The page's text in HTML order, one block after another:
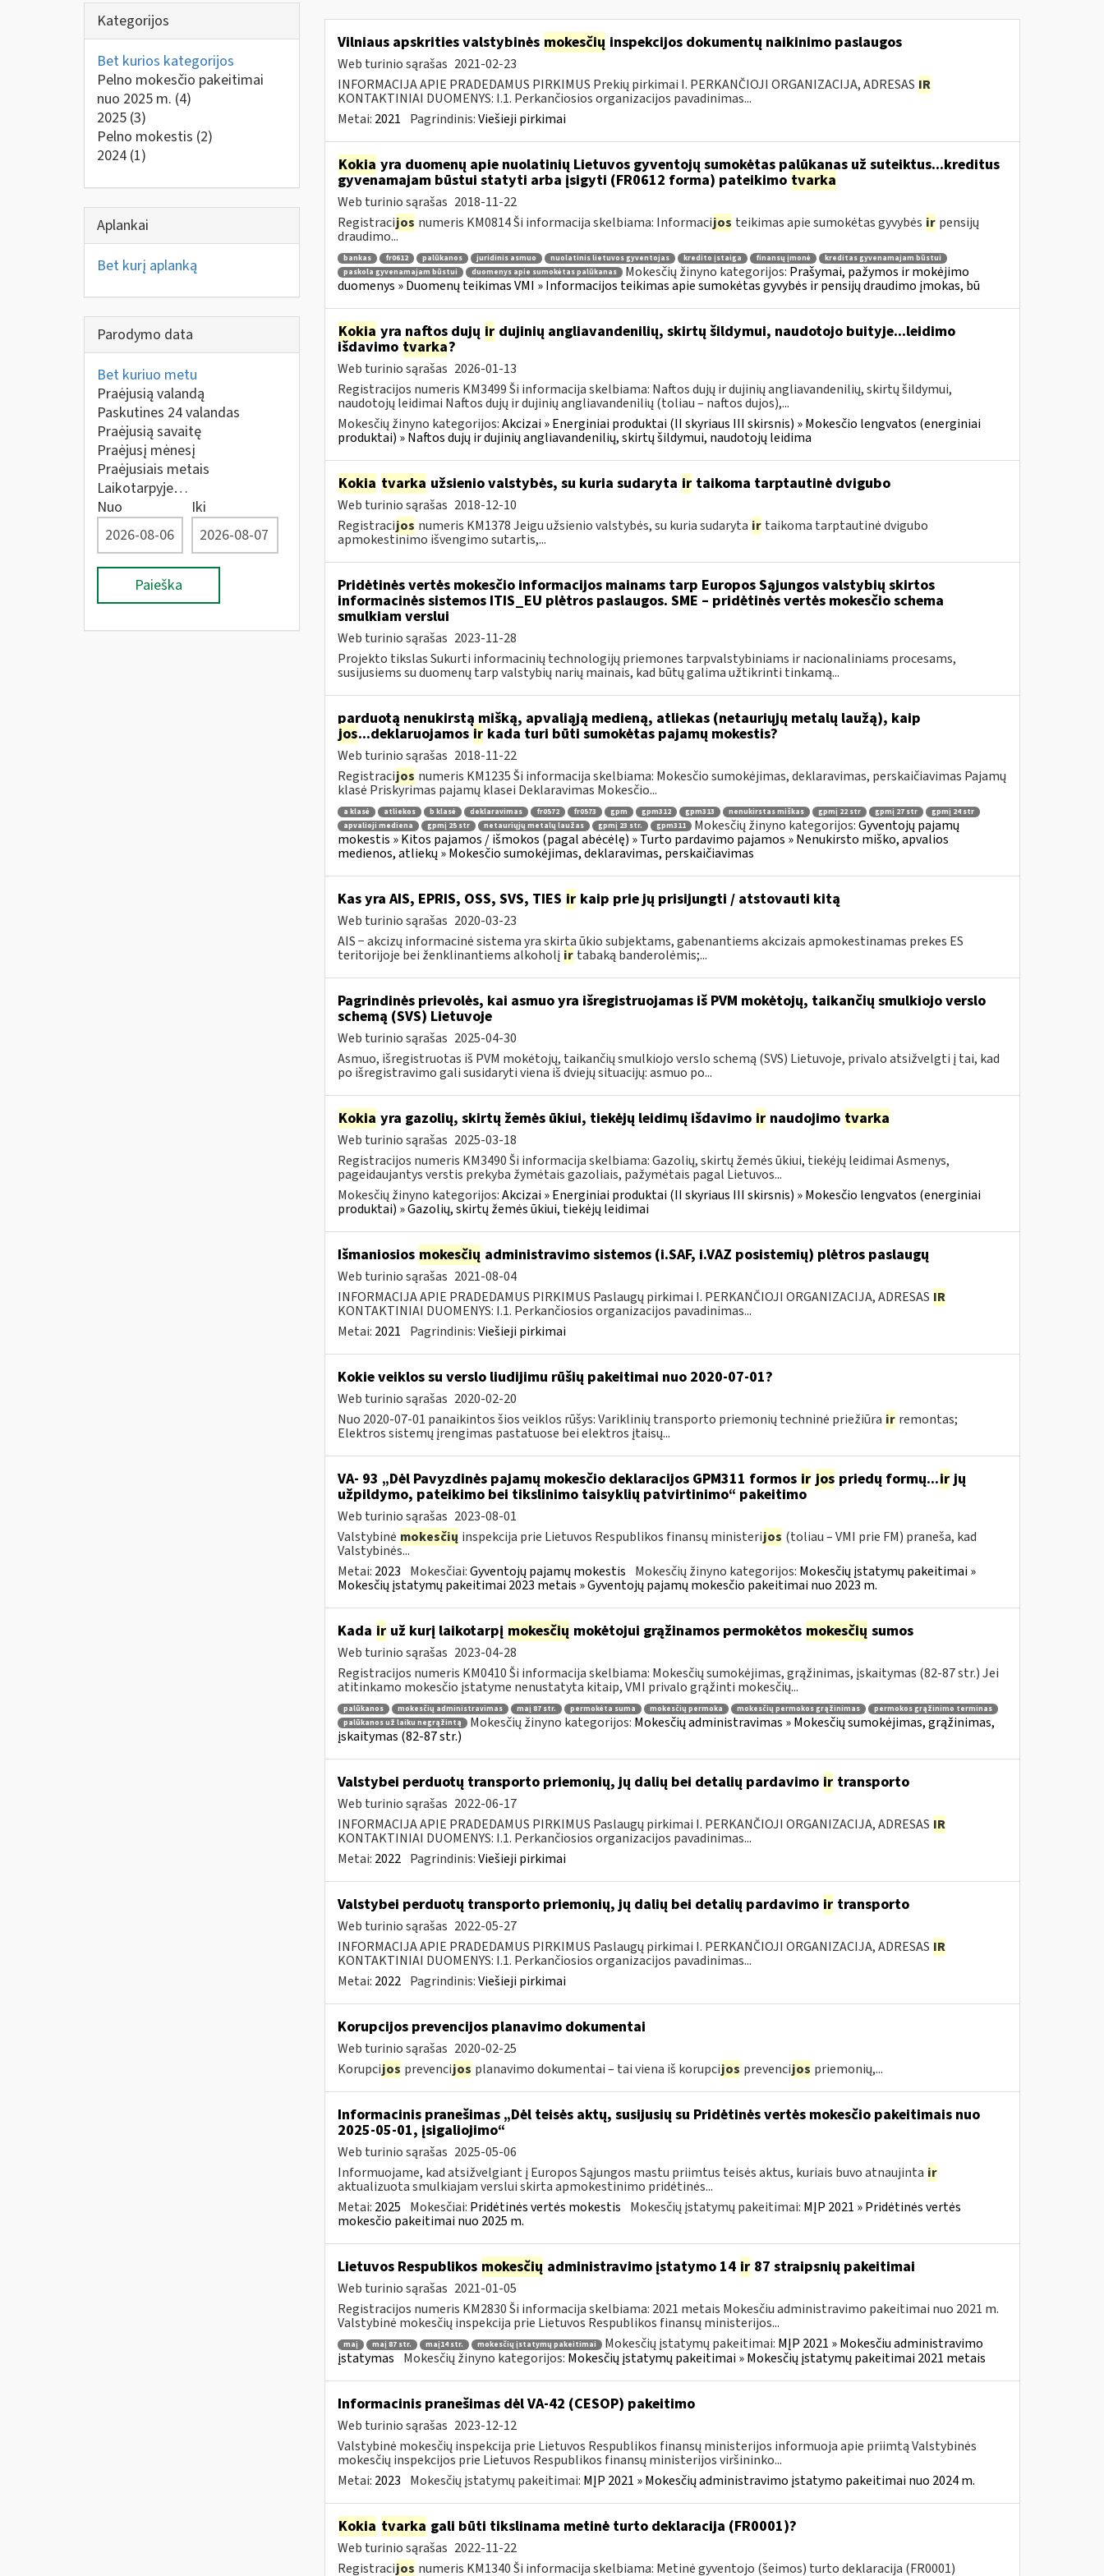
Kategorijos
Bet kurios kategorijos
Pelno mokesčio pakeitimai
nuo 2025 m. (4)
2025 (3)
Pelno mokestis (2)
2024 (1)
Aplankai
Bet kurį aplanką
Parodymo data
Bet kuriuo metu
Praėjusią valandą
Paskutines 24 valandas
Praėjusią savaitę
Praėjusį mėnesį
Praėjusiais metais
Laikotarpyje…
Nuo
Iki
Paieška
Vilniaus apskrities valstybinės mokesčių inspekcijos dokumentų naikinimo paslaugos
Web turinio sąrašas 2021-02-23
INFORMACIJA APIE PRADEDAMUS PIRKIMUS Prekių pirkimai I. PERKANČIOJI ORGANIZACIJA, ADRESAS IR
KONTAKTINIAI DUOMENYS: I.1. Perkančiosios organizacijos pavadinimas...
Metai: 2021 Pagrindinis:Viešieji pirkimai
Kokia yra duomenų apie nuolatinių Lietuvos gyventojų sumokėtas palūkanas už suteiktus...kreditus
gyvenamajam būstui statyti arba įsigyti (FR0612 forma) pateikimo tvarka
Web turinio sąrašas 2018-11-22
Registracijos numeris KM0814 Ši informacija skelbiama: Informacijos teikimas apie sumokėtas gyvybės ir pensijų
draudimo...
bankas fr0612 palūkanos juridinis asmuo nuolatinis lietuvos gyventojas kredito įstaiga finansų įmonė
kreditas gyvenamajam būstui
paskola gyvenamajam būstui
duomenys apie sumokėtas palūkanas Mokesčių žinyno kategorijos: Prašymai, pažymos ir mokėjimo
duomenys » Duomenų teikimas VMI » Informacijos teikimas apie sumokėtas gyvybės ir pensijų draudimo įmokas, bū
Kokia yra naftos dujų irdujinių angliavandenilių, skirtų šildymui, naudotojo buityje...leidimo
išdavimo tvarka?
Web turinio sąrašas 2026-01-13
Registracijos numeris KM3499 Ši informacija skelbiama: Naftos dujų ir dujinių angliavandenilių, skirtų šildymui,
naudotojų leidimai Naftos dujų ir dujinių angliavandenilių (toliau – naftos dujos),...
Mokesčių žinyno kategorijos:Akcizai » Energiniai produktai (II skyriaus III skirsnis) » Mokesčio lengvatos (energiniai
produktai) » Naftos dujų ir dujinių angliavandenilių, skirtų šildymui, naudotojų leidima
Kokia tvarka užsienio valstybės, su kuria sudaryta irtaikoma tarptautinė dvigubo
Web turinio sąrašas 2018-12-10
Registracijos numeris KM1378 Jeigu užsienio valstybės, su kuria sudaryta ir taikoma tarptautinė dvigubo
apmokestinimo išvengimo sutartis,...
Pridėtinės vertės mokesčio informacijos mainams tarp Europos Sąjungos valstybių skirtos
informacinės sistemos ITIS_EU plėtros paslaugos. SME – pridėtinės vertės mokesčio schema
smulkiam verslui
Web turinio sąrašas 2023-11-28
Projekto tikslas Sukurti informacinių technologijų priemones tarpvalstybiniams ir nacionaliniams procesams,
susijusiems su duomenų tarp valstybių narių mainais, kad būtų galima užtikrinti tinkamą...
parduotą nenukirstą mišką, apvaliąją medieną, atliekas (netauriųjų metalų laužą), kaip
jos...deklaruojamos irkada turi būti sumokėtas pajamų mokestis?
Web turinio sąrašas 2018-11-22
Registracijos numeris KM1235 Ši informacija skelbiama: Mokesčio sumokėjimas, deklaravimas, perskaičiavimas Pajamų
klasė Priskyrimas pajamų klasei Deklaravimas Mokesčio...
a klasė atliekos b klasė deklaravimas fr0572 fr0573 gpm gpm312 gpm313 nenukirstas miškas gpmį 22 str gpmį 27 str
gpmį 24 str
apvalioji mediena
gpmį 25 str netauriųjų metalų laužas gpmį 23 str. gpm311 Mokesčių žinyno kategorijos:Gyventojų pajamų
mokestis » Kitos pajamos / išmokos (pagal abėcėlę) » Turto pardavimo pajamos » Nenukirsto miško, apvalios
medienos, atliekų » Mokesčio sumokėjimas, deklaravimas, perskaičiavimas
Kas yra AIS, EPRIS, OSS, SVS, TIES irkaip prie jų prisijungti / atstovauti kitą
Web turinio sąrašas 2020-03-23
AIS − akcizų informacinė sistema yra skirta ūkio subjektams, gabenantiems akcizais apmokestinamas prekes ES
teritorijoje bei ženklinantiems alkoholį ir tabaką banderolėmis;...
Pagrindinės prievolės, kai asmuo yra išregistruojamas iš PVM mokėtojų, taikančių smulkiojo verslo
schemą (SVS) Lietuvoje
Web turinio sąrašas 2025-04-30
Asmuo, išregistruotas iš PVM mokėtojų, taikančių smulkiojo verslo schemą (SVS) Lietuvoje, privalo atsižvelgti į tai, kad
po išregistravimo gali susidaryti viena iš dviejų situacijų: asmuo po...
Kokia yra gazolių, skirtų žemės ūkiui, tiekėjų leidimų išdavimo irnaudojimo tvarka
Web turinio sąrašas 2025-03-18
Registracijos numeris KM3490 Ši informacija skelbiama: Gazolių, skirtų žemės ūkiui, tiekėjų leidimai Asmenys,
pageidaujantys verstis prekyba žymėtais gazoliais, pažymėtais pagal Lietuvos...
Mokesčių žinyno kategorijos:Akcizai » Energiniai produktai (II skyriaus III skirsnis) » Mokesčio lengvatos (energiniai
produktai) » Gazolių, skirtų žemės ūkiui, tiekėjų leidimai
Išmaniosios mokesčių administravimo sistemos (i.SAF, i.VAZ posistemių) plėtros paslaugų
Web turinio sąrašas 2021-08-04
INFORMACIJA APIE PRADEDAMUS PIRKIMUS Paslaugų pirkimai I. PERKANČIOJI ORGANIZACIJA, ADRESAS IR
KONTAKTINIAI DUOMENYS: I.1. Perkančiosios organizacijos pavadinimas...
Metai: 2021 Pagrindinis:Viešieji pirkimai
Kokie veiklos su verslo liudijimu rūšių pakeitimai nuo 2020-07-01?
Web turinio sąrašas 2020-02-20
Nuo 2020-07-01 panaikintos šios veiklos rūšys: Variklinių transporto priemonių techninė priežiūra ir remontas;
Elektros sistemų įrengimas pastatuose bei elektros įtaisų...
VA- 93 „Dėl Pavyzdinės pajamų mokesčio deklaracijos GPM311 formos ir jos priedų formų...irjų
užpildymo, pateikimo bei tikslinimo taisyklių patvirtinimo“ pakeitimo
Web turinio sąrašas 2023-08-01
Valstybinė mokesčių inspekcija prie Lietuvos Respublikos finansų ministerijos (toliau – VMI prie FM) praneša, kad
Valstybinės...
Metai: 2023 Mokesčiai:Gyventojų pajamų mokestis Mokesčių žinyno kategorijos: Mokesčių įstatymų pakeitimai »
Mokesčių įstatymų pakeitimai 2023 metais » Gyventojų pajamų mokesčio pakeitimai nuo 2023 m.
Kada iruž kurį laikotarpį mokesčių mokėtojui grąžinamos permokėtos mokesčių sumos
Web turinio sąrašas 2023-04-28
Registracijos numeris KM0410 Ši informacija skelbiama: Mokesčių sumokėjimas, grąžinimas, įskaitymas (82-87 str.) Jei
atitinkamo mokesčio įstatyme nenustatyta kitaip, VMI privalo grąžinti mokesčių...
palūkanos mokesčių administravimas maį 87 str. permokėta suma mokesčių permoka mokesčių permokos grąžinimas
permokos grąžinimo terminas
palūkanos už laiku negrąžintą
Mokesčių žinyno kategorijos: Mokesčių administravimas » Mokesčių sumokėjimas, grąžinimas,
įskaitymas (82-87 str.)
Valstybei perduotų transporto priemonių, jų dalių bei detalių pardavimo irtransporto
Web turinio sąrašas 2022-06-17
INFORMACIJA APIE PRADEDAMUS PIRKIMUS Paslaugų pirkimai I. PERKANČIOJI ORGANIZACIJA, ADRESAS IR
KONTAKTINIAI DUOMENYS: I.1. Perkančiosios organizacijos pavadinimas...
Metai: 2022 Pagrindinis:Viešieji pirkimai
Valstybei perduotų transporto priemonių, jų dalių bei detalių pardavimo irtransporto
Web turinio sąrašas 2022-05-27
INFORMACIJA APIE PRADEDAMUS PIRKIMUS Paslaugų pirkimai I. PERKANČIOJI ORGANIZACIJA, ADRESAS IR
KONTAKTINIAI DUOMENYS: I.1. Perkančiosios organizacijos pavadinimas...
Metai: 2022 Pagrindinis:Viešieji pirkimai
Korupcijos prevencijos planavimo dokumentai
Web turinio sąrašas 2020-02-25
Korupcijos prevencijos planavimo dokumentai – tai viena iš korupcijos prevencijos priemonių,...
Informacinis pranešimas „Dėl teisės aktų, susijusių su Pridėtinės vertės mokesčio pakeitimais nuo
2025-05-01, įsigaliojimo“
Web turinio sąrašas 2025-05-06
Informuojame, kad atsižvelgiant į Europos Sąjungos mastu priimtus teisės aktus, kuriais buvo atnaujinta ir
aktualizuota smulkiajam verslui skirta apmokestinimo pridėtinės...
Metai: 2025 Mokesčiai: Pridėtinės vertės mokestis Mokesčių įstatymų pakeitimai: MĮP 2021 » Pridėtinės vertės
mokesčio pakeitimai nuo 2025 m.
Lietuvos Respublikos mokesčių administravimo įstatymo 14 ir87 straipsnių pakeitimai
Web turinio sąrašas 2021-01-05
Registracijos numeris KM2830 Ši informacija skelbiama: 2021 metais Mokesčiu administravimo pakeitimai nuo 2021 m.
Valstybinė mokesčių inspekcija prie Lietuvos Respublikos finansų ministerijos...
maį maį 87 str. maį14 str. mokesčių įstatymų pakeitimai Mokesčių įstatymų pakeitimai: MĮP 2021 » Mokesčiu administravimo
įstatymas Mokesčių žinyno kategorijos: Mokesčių įstatymų pakeitimai » Mokesčių įstatymų pakeitimai 2021 metais
Informacinis pranešimas dėl VA-42 (CESOP) pakeitimo
Web turinio sąrašas 2023-12-12
Valstybinė mokesčių inspekcija prie Lietuvos Respublikos finansų ministerijos informuoja apie priimtą Valstybinės
mokesčių inspekcijos prie Lietuvos Respublikos finansų ministerijos viršininko...
Metai: 2023 Mokesčių įstatymų pakeitimai: MĮP 2021 » Mokesčių administravimo įstatymo pakeitimai nuo 2024 m.
Kokia tvarka gali būti tikslinama metinė turto deklaracija (FR0001)?
Web turinio sąrašas 2022-11-22
Registracijos numeris KM1340 Ši informacija skelbiama: Metinė gyventojo (šeimos) turto deklaracija (FR0001)